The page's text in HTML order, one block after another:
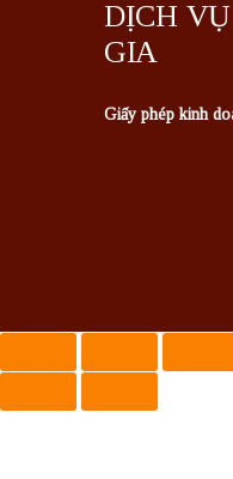
DỊCH
GIA
Giấy phép kinh